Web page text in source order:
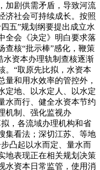
加剧供需矛盾，导致河流
济社会可持续成长。按照
五”规划纲要提出成立水
全会《决定》明白要求落
查核“批示棒”感化，鞭策
水资本办理轨制查核逐渐
。“取原先比拟，水资本
量和用水效率的管控外，
定地、以水定人、以水定
水而行、健全水资本节约
机制、强化监视办
，各流域办理机构和省
集看法；深切江苏、等地
凸起以水而定、量水而
地表现正在相关规划决策
水资本日常监管，使用消